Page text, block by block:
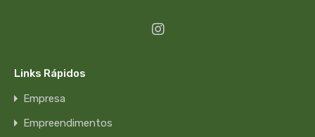
Links Rápidos
Empresa
Empreendimentos